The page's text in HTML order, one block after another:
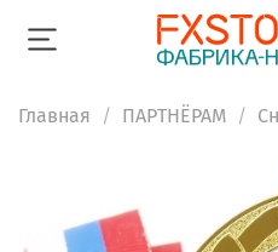
Главная ПАРТНЁРАМ